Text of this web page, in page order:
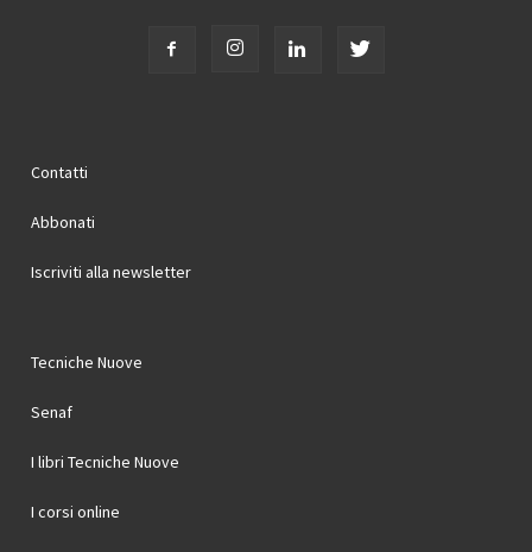
Contatti
Abbonati
Iscriviti alla newsletter
Tecniche Nuove
Senaf
I libri Tecniche Nuove
I corsi online